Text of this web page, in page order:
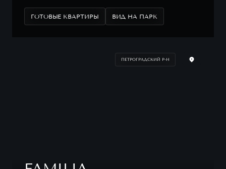
ГОТОВЫЕ КВАРТИРЫ ВИД НА ПАРК
ПЕТРОГРАДСКИЙ Р-Н